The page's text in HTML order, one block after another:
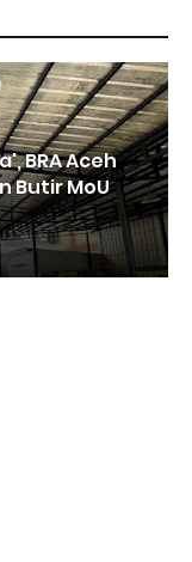
BRA Aceh
Butir MoU